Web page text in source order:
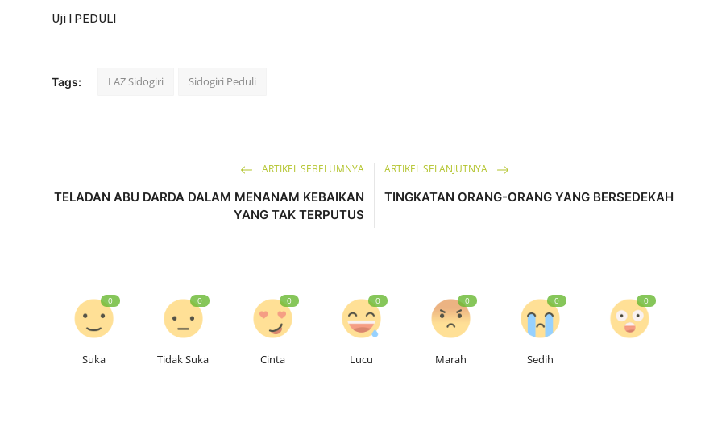
Uji I PEDULI
Tags: LAZ Sidogiri Sidogiri Peduli
ARTIKEL SEBELUMNYA
TELADAN ABU DARDA DALAM MENANAM KEBAIKAN
YANG TAK TERPUTUS
ARTIKEL SELANJUTNYA
TINGKATAN ORANG-ORANG YANG BERSEDEKAH
0
Suka
0
Tidak Suka
0
Cinta
0
Lucu
0
Marah
0
Sedih
0